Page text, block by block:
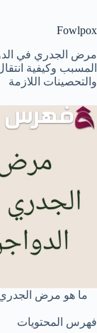
Fowlpox
المسبب وكيفية
والتحصينات اللازمة
ما هو مرض الجدري
فهرس المحتويات